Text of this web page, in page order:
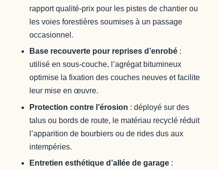
rapport qualité-prix pour les pistes de chantier ou
les voies forestières soumises à un passage
occasionnel.
Base recouverte pour reprises d’enrobé :
utilisé en sous-couche, l’agrégat bitumineux
optimise la fixation des couches neuves et facilite
leur mise en œuvre.
Protection contre l’érosion : déployé sur des
talus ou bords de route, le matériau recyclé réduit
l’apparition de bourbiers ou de rides dus aux
intempéries.
Entretien esthétique d’allée de garage :